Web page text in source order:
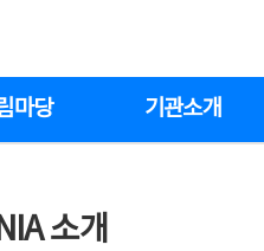
마당 기관소개
소개